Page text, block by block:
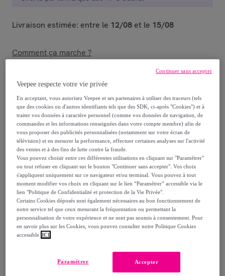
Livraison estimée: entre le 12/08 et le 15/08
Comment ça marche ?
Détails sur votre produit
Description
Ce soin hydratant apaise, répare et protège les lèvres.
Pratique et facile, ce soin hydrate, assouplit et adoucit
les lèvres. Il contient de la vitamine E et protège de
l'exposition aux rayons UV grâce à un IPS 15.
combat les lèvres sèches et gercées. Une brillance
Veepee respecte votre vie privée
En acceptant, vous autorisez Veepee et ses partenaires à utiliser des traceurs (tels
que des cookies ou d'autres identifiants tels que des SDK, ci-après "Cookies") et à
traiter vos données à caractère personnel (comme vos données de navigation, de
commandes et les informations renseignées dans votre compte membre) afin de
vous proposer des publicités personnalisées (notamment sur votre écran de
télévision) et en mesurer la performance, effectuer certaines analyses sur l'activité
des ventes et à des fins de lutte contre la fraude.
Vous pouvez choisir entre ces différentes utilisations en cliquant sur "Paramétrer"
ou tout refuser en cliquant sur le bouton "Continuer sans accepter". Vos choix
s'appliquent uniquement sur ce navigateur et/ou terminal. Vous pouvez à tout
moment modifier vos choix en cliquant sur le lien “Paramétrer” accessible via le
lien "Politique de Confidentialité et protection de la Vie Privée".
Certains Cookies déposés sont également nécessaires au bon fonctionnement de
notre service tel que ceux mesurant la fréquentation ou permettant la
personnalisation de votre expérience et ne sont pas soumis à consentement. Pour
en savoir plus sur les Cookies, vous pouvez consulter notre Politique Cookies
accessible ICI
Accepter
Paramétrer
Continuer sans accepter